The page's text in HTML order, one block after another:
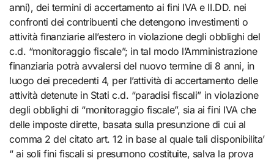
anni), dei termini di accertamento ai fini IVA e II.DD. nei
confronti dei contribuenti che detengono investimenti o
attività finanziarie all’estero in violazione degli obblighi del
c.d. “monitoraggio fiscale”; in tal modo l’Amministrazione
finanziaria potrà avvalersi del nuovo termine di 8 anni, in
luogo dei precedenti 4, per l’attività di accertamento delle
attività detenute in Stati c.d. “paradisi fiscali” in violazione
degli obblighi di “monitoraggio fiscale”, sia ai fini IVA che
delle imposte dirette, basata sulla presunzione di cui al
comma 2 del citato art. 12 in base al quale tali disponibilita’
“ ai soli fini fiscali si presumono costituite, salva la prova